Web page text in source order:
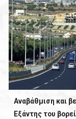
Αναβάθμιση και
Εξάντης του